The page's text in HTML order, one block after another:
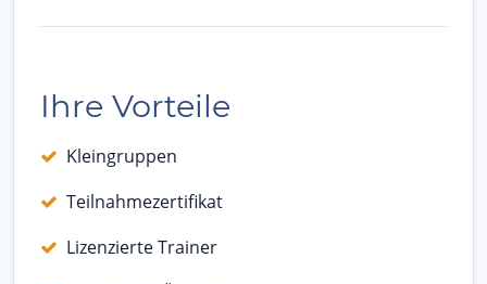
Ihre Vorteile
Kleingruppen
Teilnahmezertifikat
Lizenzierte Trainer